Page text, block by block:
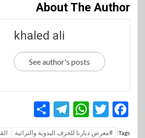
About The Author
khaled ali
See author's posts
Facebook
Twitter
WhatsApp
Telegram
Tags: #معرض ديارنا للحرف اليدوية والتراثية